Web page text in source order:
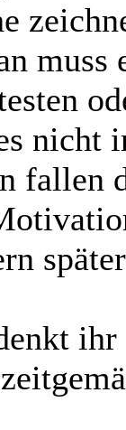
muss
nicht
fallen